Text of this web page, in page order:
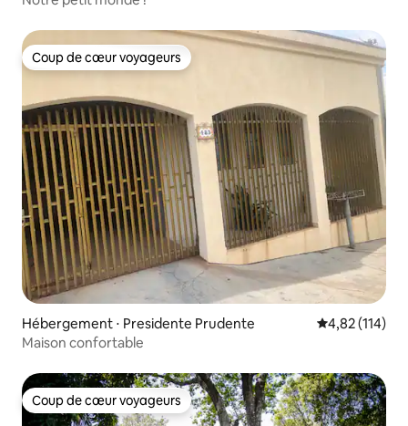
Coup de cœur voyageurs
Coup de cœur voyageurs
Hébergement ⋅ Presidente Prudente Évaluation
4,82 (114)
Maison confortable
Coup de cœur voyageurs
Coup de cœur voyageurs